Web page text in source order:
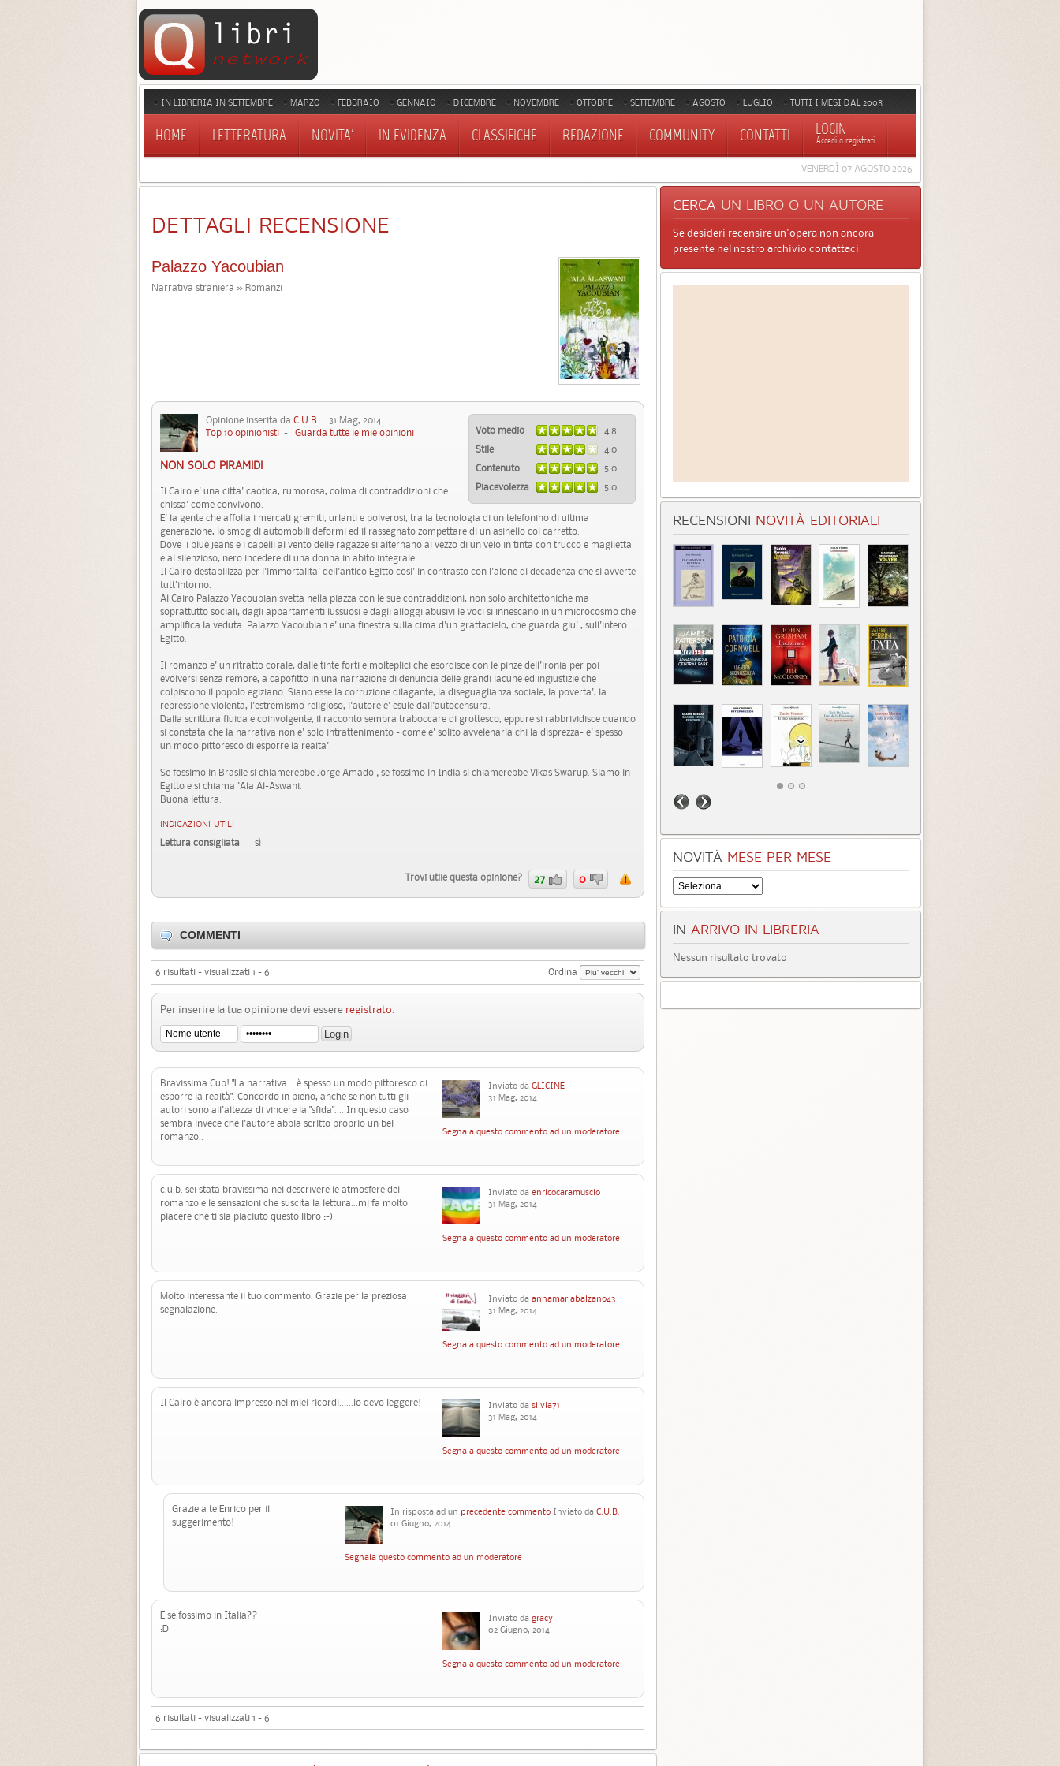
IN LIBRERIA IN SETTEMBRE MARZO FEBBRAIO GENNAIO DICEMBRE NOVEMBRE OTTOBRE SETTEMBRE AGOSTO LUGLIO TUTTI I MESI DAL 2008
HOME LETTERATURA NOVITA' IN EVIDENZA CLASSIFICHE REDAZIONE COMMUNITY CONTATTI LOGIN
Accedi o registrati
VENERDÌ 07 AGOSTO 2026
DETTAGLI RECENSIONE
Palazzo Yacoubian
Narrativa straniera » Romanzi
Voto medio
4.8
Stile
4.0
Contenuto
5.0
Piacevolezza
5.0
Opinione inserita da C.U.B. 31 Mag, 2014
Top 10 opinionisti - Guarda tutte le mie opinioni
NON SOLO PIRAMIDI
Il Cairo e' una citta' caotica, rumorosa, colma di contraddizioni che
chissa' come convivono.
E' la gente che affolla i mercati gremiti, urlanti e polverosi, tra la tecnologia di un telefonino di ultima
generazione, lo smog di automobili deformi ed il rassegnato zompettare di un asinello col carretto.
Dove i blue jeans e i capelli al vento delle ragazze si alternano al vezzo di un velo in tinta con trucco e maglietta
e al silenzioso, nero incedere di una donna in abito integrale.
Il Cairo destabilizza per l'immortalita' dell'antico Egitto cosi' in contrasto con l'alone di decadenza che si avverte
tutt'intorno.
Al Cairo Palazzo Yacoubian svetta nella piazza con le sue contraddizioni, non solo architettoniche ma
soprattutto sociali, dagli appartamenti lussuosi e dagli alloggi abusivi le voci si innescano in un microcosmo che
amplifica la veduta. Palazzo Yacoubian e' una finestra sulla cima d'un grattacielo, che guarda giu' , sull'intero
Egitto.
Il romanzo e' un ritratto corale, dalle tinte forti e molteplici che esordisce con le pinze dell'ironia per poi
evolversi senza remore, a capofitto in una narrazione di denuncia delle grandi lacune ed ingiustizie che
colpiscono il popolo egiziano. Siano esse la corruzione dilagante, la diseguaglianza sociale, la poverta', la
repressione violenta, l'estremismo religioso, l'autore e' esule dall'autocensura.
Dalla scrittura fluida e coinvolgente, il racconto sembra traboccare di grottesco, eppure si rabbrividisce quando
si constata che la narrativa non e' solo intrattenimento - come e' solito avvelenarla chi la disprezza- e' spesso
un modo pittoresco di esporre la realta'.
Se fossimo in Brasile si chiamerebbe Jorge Amado ; se fossimo in India si chiamerebbe Vikas Swarup. Siamo in
Egitto e si chiama 'Ala Al-Aswani.
Buona lettura.
INDICAZIONI UTILI
Lettura consigliata sì
Trovi utile questa opinione? 27 0
COMMENTI
6 risultati - visualizzati 1 - 6 Ordina
Per inserire la tua opinione devi essere registrato
Inviato daGLICINE
31 Mag, 2014
Segnala questo commento ad un moderatore
Bravissima Cub! "La narrativa ...è spesso un modo pittoresco di
esporre la realtà". Concordo in pieno, anche se non tutti gli
autori sono all'altezza di vincere la "sfida".... In questo caso
sembra invece che l'autore abbia scritto proprio un bel
romanzo..
Inviato daenricocaramuscio
31 Mag, 2014
Segnala questo commento ad un moderatore
c.u.b. sei stata bravissima nel descrivere le atmosfere del
romanzo e le sensazioni che suscita la lettura...mi fa molto
piacere che ti sia piaciuto questo libro :-)
Inviato daannamariabalzano43
31 Mag, 2014
Segnala questo commento ad un moderatore
Molto interessante il tuo commento. Grazie per la preziosa
segnalazione.
Inviato dasilvia71
31 Mag, 2014
Segnala questo commento ad un moderatore
Il Cairo è ancora impresso nei miei ricordi......lo devo leggere!
In risposta ad un precedente commento Inviato daC.U.B.
01 Giugno, 2014
Segnala questo commento ad un moderatore
Grazie a te Enrico per il
suggerimento!
Inviato dagracy
02 Giugno, 2014
Segnala questo commento ad un moderatore
E se fossimo in Italia??
:D
6 risultati - visualizzati 1 - 6
CERCA UN LIBRO O UN AUTORE
Se desideri recensire un'opera non ancora
presente nel nostro archivio contattaci
RECENSIONI NOVITÀ EDITORIALI
NOVITÀ MESE PER MESE
IN ARRIVO IN LIBRERIA
Nessun risultato trovato